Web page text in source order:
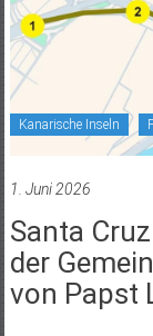
Kanarische Inseln
1. Juni 2026
Santa
der
von Papst